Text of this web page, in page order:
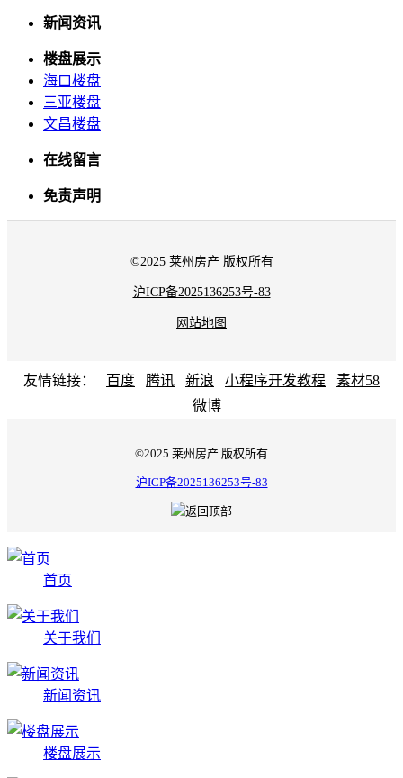
新闻资讯
楼盘展示
海口楼盘
三亚楼盘
文昌楼盘
在线留言
免责声明
©2025 莱州房产 版权所有
沪ICP备2025136253号-83
网站地图
友情链接： 百度 腾讯 新浪 小程序开发教程
素材58
微博
©2025 莱州房产 版权所有
沪ICP备2025136253号-83
首页
关于我们
新闻资讯
楼盘展示